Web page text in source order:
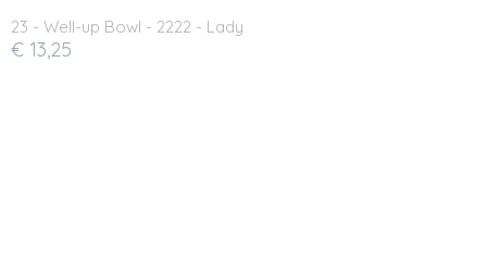
23 - Well-up Bowl - 2222 - Lady
€ 13,25